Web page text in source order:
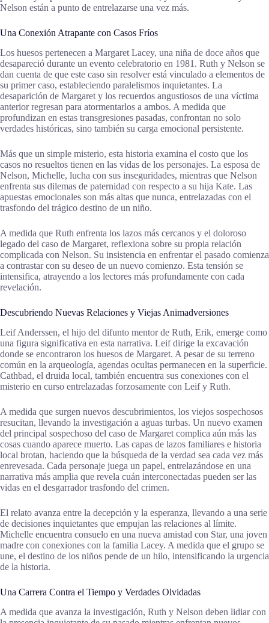
Nelson están a punto de entrelazarse una vez más.
Una Conexión Atrapante con Casos Fríos
Los huesos pertenecen a Margaret Lacey, una niña de doce años que
desapareció durante un evento celebratorio en 1981. Ruth y Nelson se
dan cuenta de que este caso sin resolver está vinculado a elementos de
su primer caso, estableciendo paralelismos inquietantes. La
desaparición de Margaret y los recuerdos angustiosos de una víctima
anterior regresan para atormentarlos a ambos. A medida que
profundizan en estas transgresiones pasadas, confrontan no solo
verdades históricas, sino también su carga emocional persistente.
Más que un simple misterio, esta historia examina el costo que los
casos no resueltos tienen en las vidas de los personajes. La esposa de
Nelson, Michelle, lucha con sus inseguridades, mientras que Nelson
enfrenta sus dilemas de paternidad con respecto a su hija Kate. Las
apuestas emocionales son más altas que nunca, entrelazadas con el
trasfondo del trágico destino de un niño.
A medida que Ruth enfrenta los lazos más cercanos y el doloroso
legado del caso de Margaret, reflexiona sobre su propia relación
complicada con Nelson. Su insistencia en enfrentar el pasado comienza
a contrastar con su deseo de un nuevo comienzo. Esta tensión se
intensifica, atrayendo a los lectores más profundamente con cada
revelación.
Descubriendo Nuevas Relaciones y Viejas Animadversiones
Leif Anderssen, el hijo del difunto mentor de Ruth, Erik, emerge como
una figura significativa en esta narrativa. Leif dirige la excavación
donde se encontraron los huesos de Margaret. A pesar de su terreno
común en la arqueología, agendas ocultas permanecen en la superficie.
Cathbad, el druida local, también encuentra sus conexiones con el
misterio en curso entrelazadas forzosamente con Leif y Ruth.
A medida que surgen nuevos descubrimientos, los viejos sospechosos
resucitan, llevando la investigación a aguas turbas. Un nuevo examen
del principal sospechoso del caso de Margaret complica aún más las
cosas cuando aparece muerto. Las capas de lazos familiares e historia
local brotan, haciendo que la búsqueda de la verdad sea cada vez más
enrevesada. Cada personaje juega un papel, entrelazándose en una
narrativa más amplia que revela cuán interconectadas pueden ser las
vidas en el desgarrador trasfondo del crimen.
El relato avanza entre la decepción y la esperanza, llevando a una serie
de decisiones inquietantes que empujan las relaciones al límite.
Michelle encuentra consuelo en una nueva amistad con Star, una joven
madre con conexiones con la familia Lacey. A medida que el grupo se
une, el destino de los niños pende de un hilo, intensificando la urgencia
de la historia.
Una Carrera Contra el Tiempo y Verdades Olvidadas
A medida que avanza la investigación, Ruth y Nelson deben lidiar con